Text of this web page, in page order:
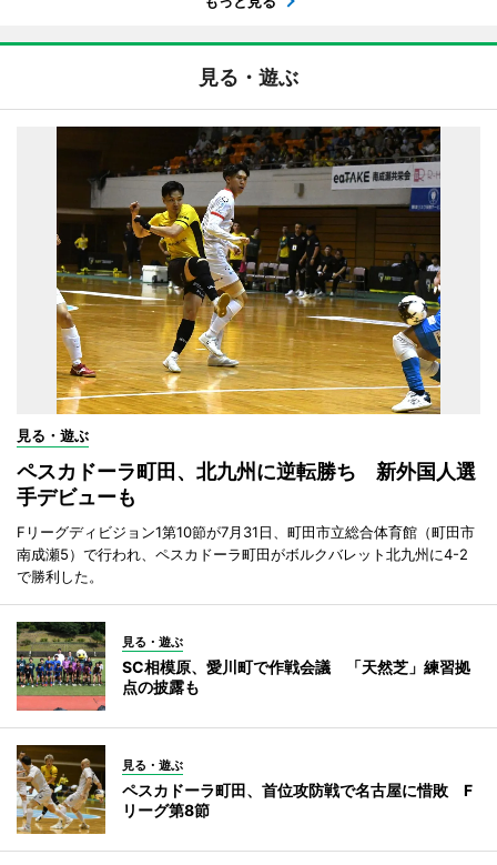
見る・遊ぶ
見る・遊ぶ
ペスカドーラ町田、北九州に逆転勝ち 新外国人選
手デビューも
Fリーグディビジョン1第10節が7月31日、町田市立総合体育館（町田市
南成瀬5）で行われ、ペスカドーラ町田がボルクバレット北九州に4-2
で勝利した。
見る・遊ぶ
SC相模原、愛川町で作戦会議 「天然芝」練習拠
点の披露も
見る・遊ぶ
ペスカドーラ町田、首位攻防戦で名古屋に惜敗 F
リーグ第8節